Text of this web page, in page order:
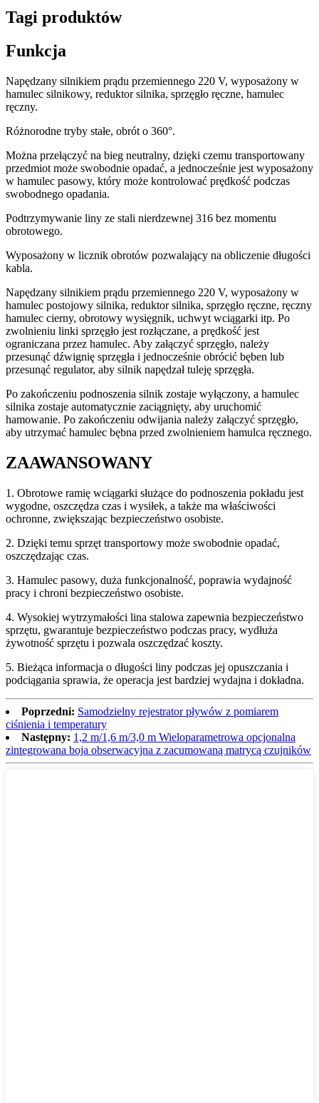
Tagi produktów
Funkcja
Napędzany silnikiem prądu przemiennego 220 V, wyposażony w
hamulec silnikowy, reduktor silnika, sprzęgło ręczne, hamulec
ręczny.
Różnorodne tryby stałe, obrót o 360°.
Można przełączyć na bieg neutralny, dzięki czemu transportowany
przedmiot może swobodnie opadać, a jednocześnie jest wyposażony
w hamulec pasowy, który może kontrolować prędkość podczas
swobodnego opadania.
Podtrzymywanie liny ze stali nierdzewnej 316 bez momentu
obrotowego.
Wyposażony w licznik obrotów pozwalający na obliczenie długości
kabla.
Napędzany silnikiem prądu przemiennego 220 V, wyposażony w
hamulec postojowy silnika, reduktor silnika, sprzęgło ręczne, ręczny
hamulec cierny, obrotowy wysięgnik, uchwyt wciągarki itp. Po
zwolnieniu linki sprzęgło jest rozłączane, a prędkość jest
ograniczana przez hamulec. Aby załączyć sprzęgło, należy
przesunąć dźwignię sprzęgła i jednocześnie obrócić bęben lub
przesunąć regulator, aby silnik napędzał tuleję sprzęgła.
Po zakończeniu podnoszenia silnik zostaje wyłączony, a hamulec
silnika zostaje automatycznie zaciągnięty, aby uruchomić
hamowanie. Po zakończeniu odwijania należy załączyć sprzęgło,
aby utrzymać hamulec bębna przed zwolnieniem hamulca ręcznego.
ZAAWANSOWANY
1. Obrotowe ramię wciągarki służące do podnoszenia pokładu jest
wygodne, oszczędza czas i wysiłek, a także ma właściwości
ochronne, zwiększając bezpieczeństwo osobiste.
2. Dzięki temu sprzęt transportowy może swobodnie opadać,
oszczędzając czas.
3. Hamulec pasowy, duża funkcjonalność, poprawia wydajność
pracy i chroni bezpieczeństwo osobiste.
4. Wysokiej wytrzymałości lina stalowa zapewnia bezpieczeństwo
sprzętu, gwarantuje bezpieczeństwo podczas pracy, wydłuża
żywotność sprzętu i pozwala oszczędzać koszty.
5. Bieżąca informacja o długości liny podczas jej opuszczania i
podciągania sprawia, że ​​operacja jest bardziej wydajna i dokładna.
Poprzedni: Samodzielny rejestrator pływów z pomiarem
ciśnienia i temperatury
Następny: 1,2 m/1,6 m/3,0 m Wieloparametrowa opcjonalna
zintegrowana boja obserwacyjna z zacumowaną matrycą czujników